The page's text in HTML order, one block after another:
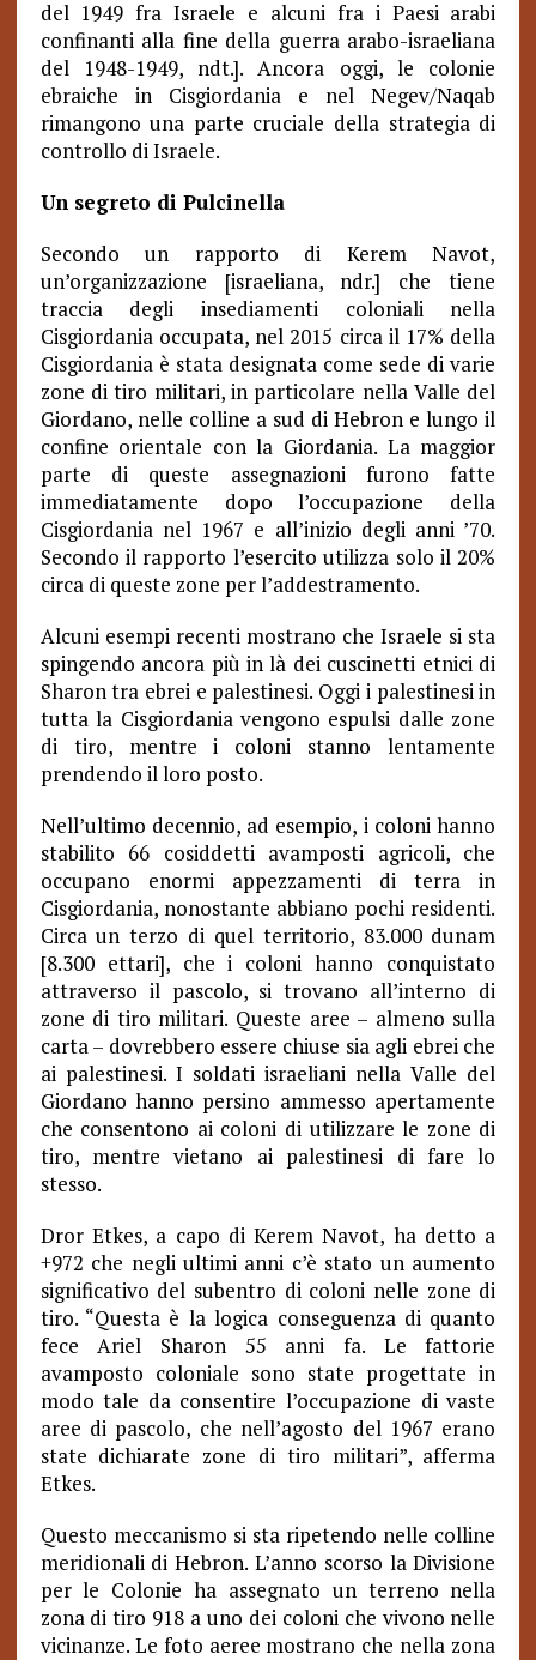
del 1949 fra Israele e alcuni fra i Paesi arabi
confinanti alla fine della guerra arabo-israeliana
del 1948-1949, ndt.]. Ancora oggi, le colonie
ebraiche in Cisgiordania e nel Negev/Naqab
rimangono una parte cruciale della strategia di
controllo di Israele.
Un segreto di Pulcinella
Secondo un rapporto di Kerem Navot,
un’organizzazione [israeliana, ndr.] che tiene
traccia degli insediamenti coloniali nella
Cisgiordania occupata, nel 2015 circa il 17% della
Cisgiordania è stata designata come sede di varie
zone di tiro militari, in particolare nella Valle del
Giordano, nelle colline a sud di Hebron e lungo il
confine orientale con la Giordania. La maggior
parte di queste assegnazioni furono fatte
immediatamente dopo l’occupazione della
Cisgiordania nel 1967 e all’inizio degli anni ’70.
Secondo il rapporto l’esercito utilizza solo il 20%
circa di queste zone per l’addestramento.
Alcuni esempi recenti mostrano che Israele si sta
spingendo ancora più in là dei cuscinetti etnici di
Sharon tra ebrei e palestinesi. Oggi i palestinesi in
tutta la Cisgiordania vengono espulsi dalle zone
di tiro, mentre i coloni stanno lentamente
prendendo il loro posto.
Nell’ultimo decennio, ad esempio, i coloni hanno
stabilito 66 cosiddetti avamposti agricoli, che
occupano enormi appezzamenti di terra in
Cisgiordania, nonostante abbiano pochi residenti.
Circa un terzo di quel territorio, 83.000 dunam
[8.300 ettari], che i coloni hanno conquistato
attraverso il pascolo, si trovano all’interno di
zone di tiro militari. Queste aree – almeno sulla
carta – dovrebbero essere chiuse sia agli ebrei che
ai palestinesi. I soldati israeliani nella Valle del
Giordano hanno persino ammesso apertamente
che consentono ai coloni di utilizzare le zone di
tiro, mentre vietano ai palestinesi di fare lo
stesso.
Dror Etkes, a capo di Kerem Navot, ha detto a
+972 che negli ultimi anni c’è stato un aumento
significativo del subentro di coloni nelle zone di
tiro. “Questa è la logica conseguenza di quanto
fece Ariel Sharon 55 anni fa. Le fattorie
avamposto coloniale sono state progettate in
modo tale da consentire l’occupazione di vaste
aree di pascolo, che nell’agosto del 1967 erano
state dichiarate zone di tiro militari”, afferma
Etkes.
Questo meccanismo si sta ripetendo nelle colline
meridionali di Hebron. L’anno scorso la Divisione
per le Colonie ha assegnato un terreno nella
zona di tiro 918 a uno dei coloni che vivono nelle
vicinanze. Le foto aeree mostrano che nella zona